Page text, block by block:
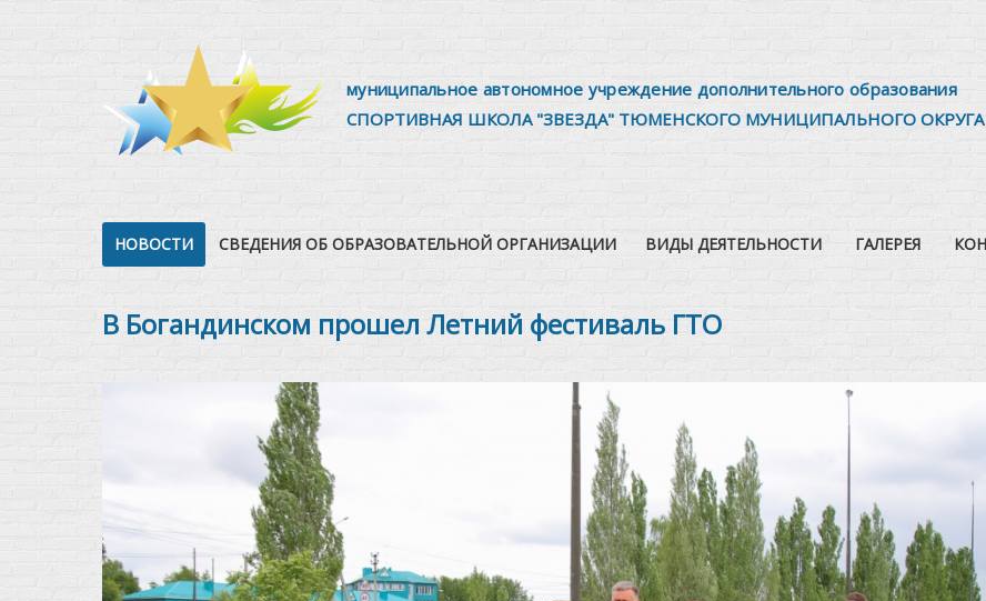
муниципальное автономное учреждение дополнительного образования
СПОРТИВНАЯ ШКОЛА "ЗВЕЗДА" ТЮМЕНСКОГО МУНИЦИПАЛЬНОГО ОКРУГА
НОВОСТИ СВЕДЕНИЯ ОБ ОБРАЗОВАТЕЛЬНОЙ ОРГАНИЗАЦИИ ВИДЫ ДЕЯТЕЛЬНОСТИ ГАЛЕРЕЯ
В Богандинском прошел Летний фестиваль ГТО